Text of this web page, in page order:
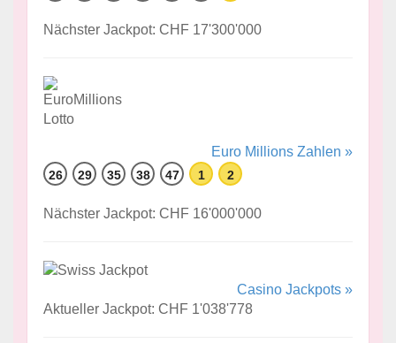
Nächster Jackpot: CHF 17'300'000
Euro Millions Zahlen »
26 29 35 38 47 1 2
Nächster Jackpot: CHF 16'000'000
Casino Jackpots »
Aktueller Jackpot: CHF 1'038'778